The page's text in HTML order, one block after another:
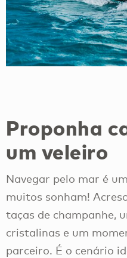
Proponha
um veleiro
Navegar pelo mar é
muitos sonham!
taças de champanhe,
cristalinas e um
parceiro. É o cenário